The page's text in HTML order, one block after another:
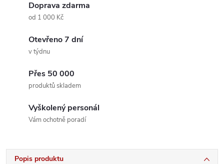
Doprava zdarma
od 1 000 Kč
Otevřeno 7 dní
v týdnu
Přes 50 000
produktů skladem
Vyškolený personál
Vám ochotně poradí
Popis produktu